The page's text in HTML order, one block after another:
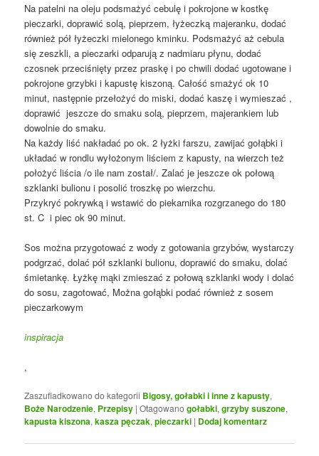
Na patelni na oleju podsmażyć cebulę i pokrojone w kostkę
pieczarki, doprawić solą, pieprzem, łyżeczką majeranku, dodać
również pół łyżeczki mielonego kminku. Podsmażyć aż cebula
się zeszkli, a pieczarki odparują z nadmiaru płynu, dodać
czosnek przeciśnięty przez praskę i po chwili dodać ugotowane i
pokrojone grzybki i kapustę kiszoną. Całość smażyć ok 10
minut, następnie przełożyć do miski, dodać kaszę i wymieszać ,
doprawić jeszcze do smaku solą, pieprzem, majerankiem lub
dowolnie do smaku.
Na każdy liść nakładać po ok. 2 łyżki farszu, zawijać gołąbki i
układać w rondlu wyłożonym liściem z kapusty, na wierzch też
położyć liścia /o ile nam został/. Zalać je jeszcze ok połową
szklanki bulionu i posolić troszkę po wierzchu.
Przykryć pokrywką i wstawić do piekarnika rozgrzanego do 180
st. C i piec ok 90 minut.
Sos można przygotować z wody z gotowania grzybów, wystarczy
podgrzać, dolać pół szklanki bulionu, doprawić do smaku, dolać
śmietankę. Łyżkę mąki zmieszać z połową szklanki wody i dolać
do sosu, zagotować, Można gołąbki podać również z sosem
pieczarkowym
inspiracja
,
Zaszufladkowano do kategorii Bigosy, gołabki i inne z kapusty,
Boże Narodzenie, Przepisy |Otagowano gołabki,grzyby suszone,
kapusta kiszona,kasza pęczak,pieczarki | Dodaj komentarz